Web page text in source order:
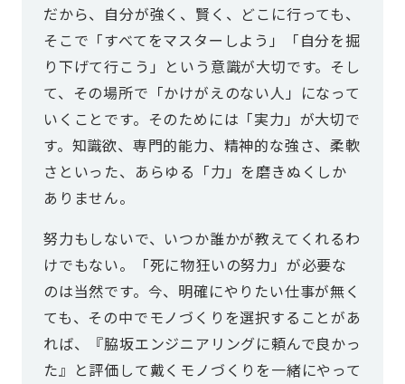
だから、自分が強く、賢く、どこに行っても、
そこで「すべてをマスターしよう」「自分を掘
り下げて行こう」という意識が大切です。そし
て、その場所で「かけがえのない人」になって
いくことです。そのためには「実力」が大切で
す。知識欲、専門的能力、精神的な強さ、柔軟
さといった、あらゆる「力」を磨きぬくしか
ありません。
努力もしないで、いつか誰かが教えてくれるわ
けでもない。「死に物狂いの努力」が必要な
のは当然です。今、明確にやりたい仕事が無く
ても、その中でモノづくりを選択することがあ
れば、『脇坂エンジニアリングに頼んで良かっ
た』と評価して戴くモノづくりを一緒にやって